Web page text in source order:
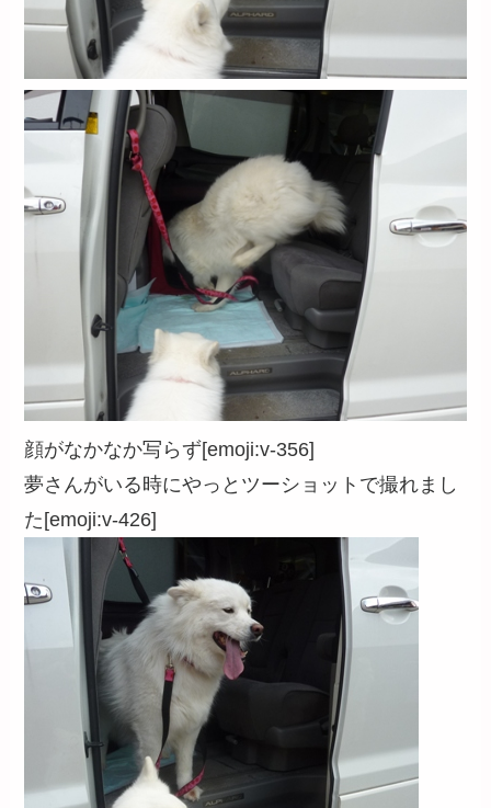
顔がなかなか写らず[emoji:v-356]
夢さんがいる時にやっとツーショットで撮れまし
た[emoji:v-426]